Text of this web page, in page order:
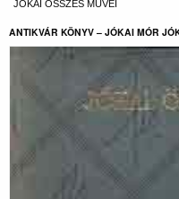
CURRENT:
JÓKAI ÖSSZES MŰVEI
ANTIKVÁR KÖNYV – JÓKAI MÓR